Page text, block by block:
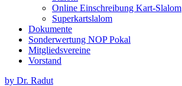
Online Einschreibung Kart-Slalom
Superkartslalom
Dokumente
Sonderwertung NOP Pokal
Mitgliedsvereine
Vorstand
by Dr. Radut